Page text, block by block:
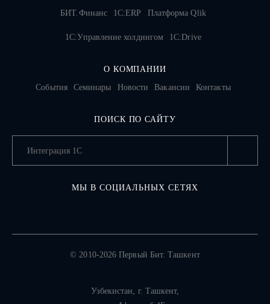
БИТ.Финанс
1С:ERP Платформа Qlik
1С:Управление холдингом 1C:Drive
О КОМПАНИИ
События
Семинары Новости Вакансии Контакты
ПОИСК ПО САЙТУ
МЫ В СОЦИАЛЬНЫХ СЕТЯХ
© 2010-2026 Первый Бит. Ташкент
Узбекистан, г. Ташкент,